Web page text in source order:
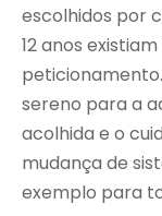
escolhidos por
12 anos
sereno para a
acolhida e o
mudança de
exemplo para